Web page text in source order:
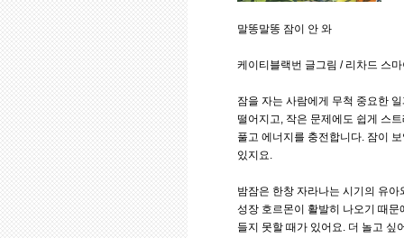
말똥말똥 잠이 안 와
케이티블랙번 글그림 / 리차드 스
잠을 자는 사람에게 무척 중요한
떨어지고, 작은 문제에도 쉽게 스
풀고 에너지를 충전합니다. 잠이
있지요.
밤잠은 한창 자라나는 시기의 유
성장 호르몬이 활발히 나오기 때
들지 못할 때가 있어요. 더 놀고 싶